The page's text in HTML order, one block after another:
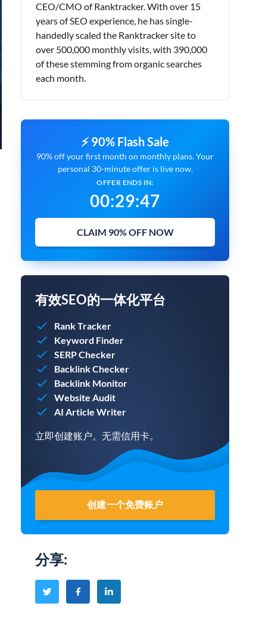
CEO/CMO of Ranktracker. With over 15
years of SEO experience, he has single-
handedly scaled the Ranktracker site to
over 500,000 monthly visits, with 390,000
of these stemming from organic searches
each month.
⚡ 90% Flash Sale
90% off your first month on monthly plans. Your
personal 30-minute offer is live now.
OFFER ENDS IN:
00:29:45
CLAIM 90% OFF NOW
有效SEO的一体化平台
Rank Tracker
Keyword Finder
SERP Checker
Backlink Checker
Backlink Monitor
Website Audit
AI Article Writer
立即创建账户。无需信用卡。
创建一个免费账户
分享: